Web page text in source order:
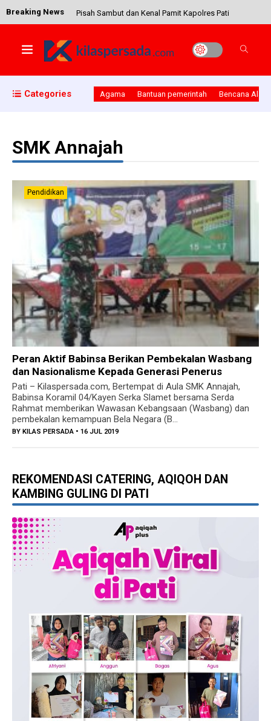
Breaking News Pisah Sambut dan Kenal Pamit Kapolres Pati
Komandan Koramil Juwana Berikan Bantuan Satu
Pandemi Corona, Polri dan TNI Bagikan Sembako
di Kecamatan Cluwak
Dandim 0718/ Pati Beserta Kapolres Bareng
Forkompinda Pati Bersihkan Enceng Gondok Di
Sungai Simo Juwana
Anggota Persit Kodim 0718/Pati Mendapat
Penyuluhan Kesehatan Tentang Penyakit Hepatitis
Categories Agama Bantuan pemerintah Bencana Alam
SMK Annajah
Pendidikan
Peran Aktif Babinsa Berikan Pembekalan Wasbang
dan Nasionalisme Kepada Generasi Penerus
Pati – Kilaspersada.com, Bertempat di Aula SMK Annajah,
Babinsa Koramil 04/Kayen Serka Slamet bersama Serda
Rahmat memberikan Wawasan Kebangsaan (Wasbang) dan
pembekalan kemampuan Bela Negara (B...
BY KILAS PERSADA • 16 JUL 2019
REKOMENDASI CATERING, AQIQOH DAN
KAMBING GULING DI PATI